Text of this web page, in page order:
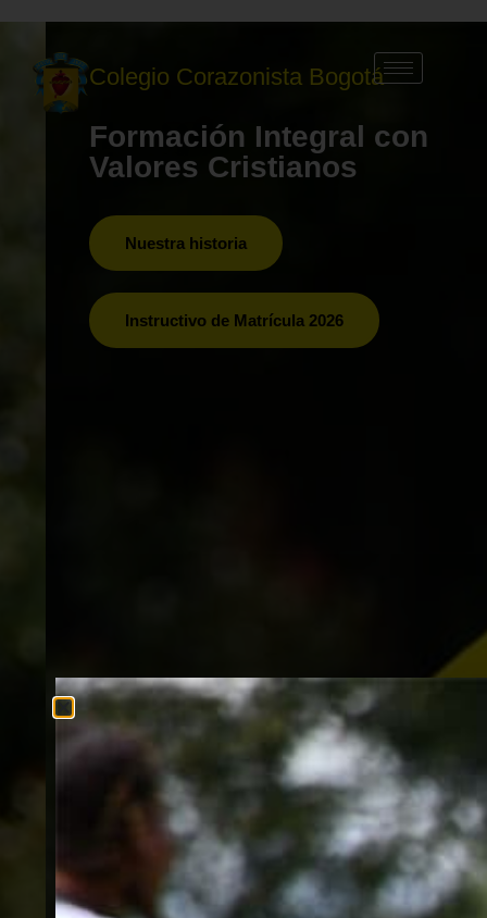
Colegio Corazonista Bogotá
Formación Integral con
Valores Cristianos
Nuestra historia
Instructivo de Matrícula 2026